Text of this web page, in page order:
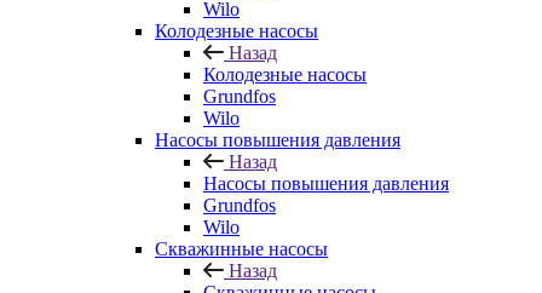
Wilo
Колодезные насосы
Назад
Колодезные насосы
Grundfos
Wilo
Насосы повышения давления
Назад
Насосы повышения давления
Grundfos
Wilo
Скважинные насосы
Назад